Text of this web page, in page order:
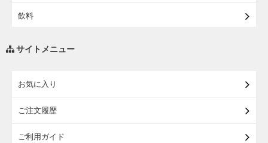
飲料
サイトメニュー
お気に入り
ご注文履歴
ご利用ガイド